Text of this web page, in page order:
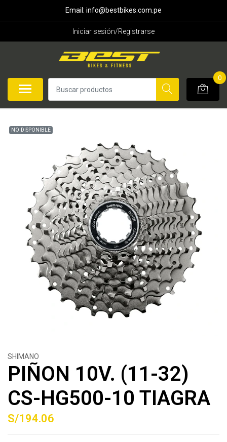
Email: info@bestbikes.com.pe
Iniciar sesión/Registrarse
0
NO DISPONIBLE
SHIMANO
PIÑON 10V. (11-32)
CS-HG500-10 TIAGRA
S/194.06